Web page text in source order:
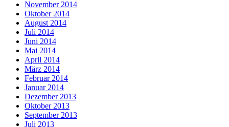
November 2014
Oktober 2014
August 2014
Juli 2014
Juni 2014
Mai 2014
April 2014
März 2014
Februar 2014
Januar 2014
Dezember 2013
Oktober 2013
September 2013
Juli 2013